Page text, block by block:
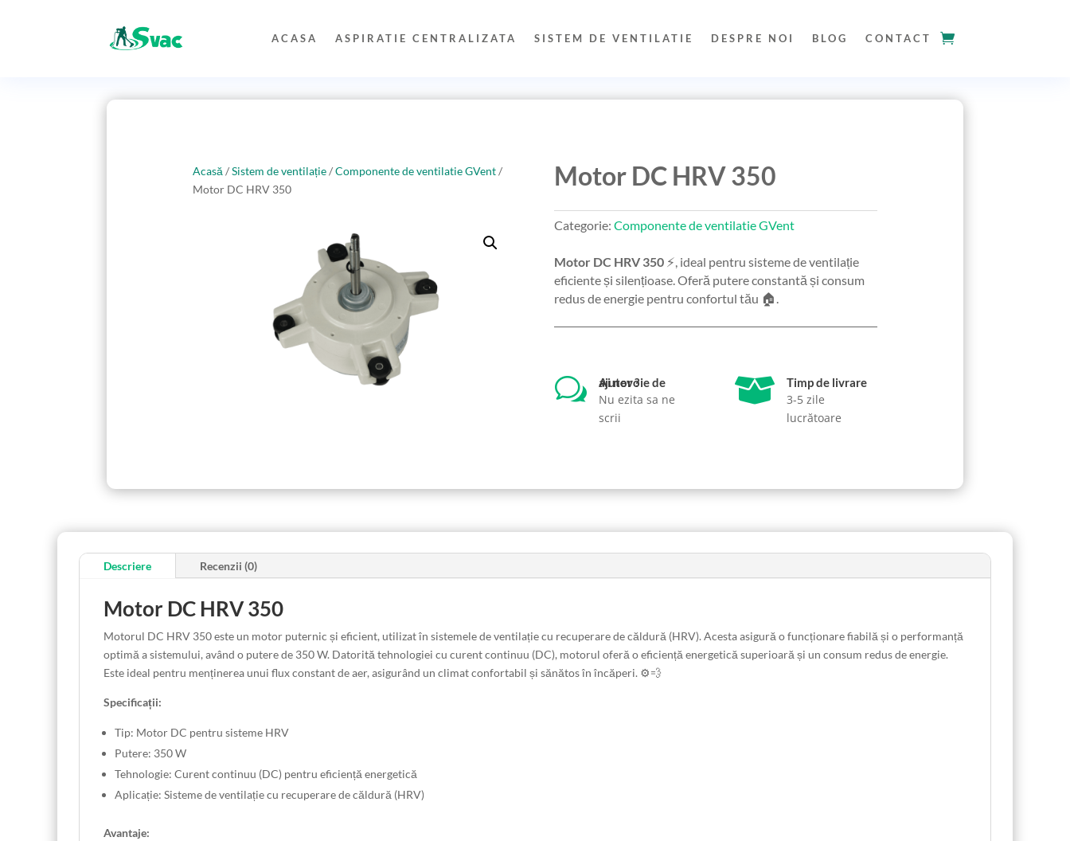
ACASA ASPIRATIE CENTRALIZATA SISTEM DE VENTILATIE DESPRE NOI BLOG CONTACT
Acasă /Sistem de ventilație/Componente de ventilatie GVent/
Motor DC HRV 350
Motor DC HRV 350
Categorie: Componente de ventilatie GVent
Motor DC HRV 350⚡, ideal pentru sisteme de ventilație
eficiente și silențioase. Oferă putere constantă și consum
redus de energie pentru confortul tău 🏠.
w Ai nevoie de ajutor ?
Nu ezita sa ne
scrii
 Timp de livrare
3-5 zile
lucrătoare
Descriere Recenzii (0)
Motor DC HRV 350
Motorul DC HRV 350 este un motor puternic și eficient, utilizat în sistemele de ventilație cu recuperare de căldură (HRV). Acesta asigură o funcționare fiabilă și o performanță
optimă a sistemului, având o putere de 350 W. Datorită tehnologiei cu curent continuu (DC), motorul oferă o eficiență energetică superioară și un consum redus de energie.
Este ideal pentru menținerea unui flux constant de aer, asigurând un climat confortabil și sănătos în încăperi. ⚙️💨
Specificații:
Tip: Motor DC pentru sisteme HRV
Putere: 350 W
Tehnologie: Curent continuu (DC) pentru eficiență energetică
Aplicație: Sisteme de ventilație cu recuperare de căldură (HRV)
Avantaje: